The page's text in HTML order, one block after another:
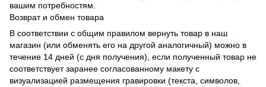
вашим потребностям.
Возврат и обмен товара
В соответствии с общим правилом вернуть товар в наш
магазин (или обменять его на другой аналогичный) можно в
течение 14 дней (с дня получения), если полученный товар не
соответствует заранее согласованному макету с
визуализацией размещения гравировки (текста, символов,